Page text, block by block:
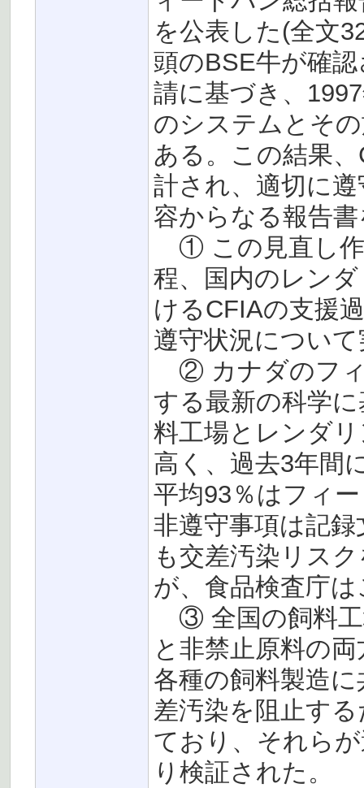
を公表した(全文
頭のBSE牛が確
請に基づき、
のシステムとそ
ある。この結果
計され、適切に
容からなる報告
① この見直し作
程、国内のレン
けるCFIAの支援
遵守状況につい
② カナダのフィ
する最新の科学
料工場とレンダ
高く、過去3年間
平均93％はフィ
非遵守事項は記
も交差汚染リス
が、食品検査庁
③ 全国の飼料工
と非禁止原料の
各種の飼料製造
差汚染を阻止す
ており、それら
り検証された。